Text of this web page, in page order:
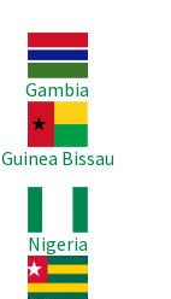
Imagem
Gambia
Imagem
Guinea Bissau
Nigeria
Imagem